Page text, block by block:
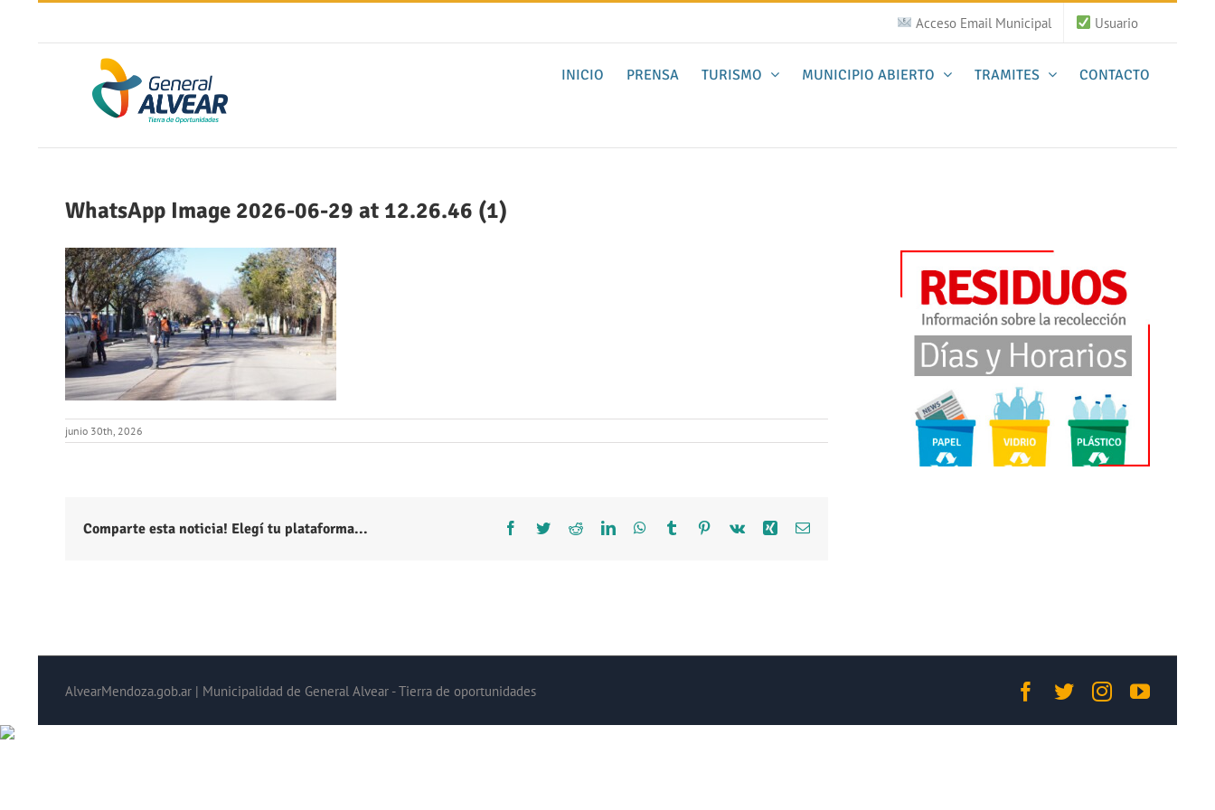
contenido
Acceso Email Municipal Usuario
INICIO PRENSA TURISMO MUNICIPIO ABIERTO TRAMITES CONTACTO
WhatsApp Image 2026-06-29 at 12.26.46 (1)
junio 30th, 2026
Comparte esta noticia! Elegí tu plataforma... Facebook
TwitterRedditLinkedInWhatsApp
Tumblr Pinterest
Vk Xing Correo
AlvearMendoza.gob.ar | Municipalidad de General Alvear - Tierra de oportunidades Facebook
TwitterInstagram